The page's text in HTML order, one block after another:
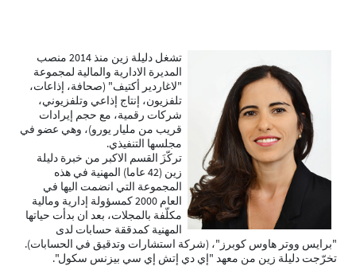
تشغل دليلة زين منذ 2014 منصب
المديرة الادارية والمالية لمجموعة
"لاغاردير أكتيف" (صحافة، إذاعات،
تلفزيون، إنتاج إذاعي وتلفزيوني،
شركات رقمية، مع حجم إيرادات
قريب من مليار يورو)، وهي عضو في
مجلسها التنفيذي.
تركّزَ القسم الاكبر من خبرة دليلة
زين (42 عاما) المهنية في هذه
المجموعة التي انضمت اليها في
العام 2000 كمسؤولة إدارية ومالية
مكلّفة بالمجلات، بعد ان بدأت حياتها
المهنية كمدققة حسابات لدى
"برايس ووتر هاوس كوبرز"، (شركة استشارات وتدقيق في الحسابات).
تخرّجت دليلة زين من معهد "إي دي إتش إي سي بيزنس سكول".